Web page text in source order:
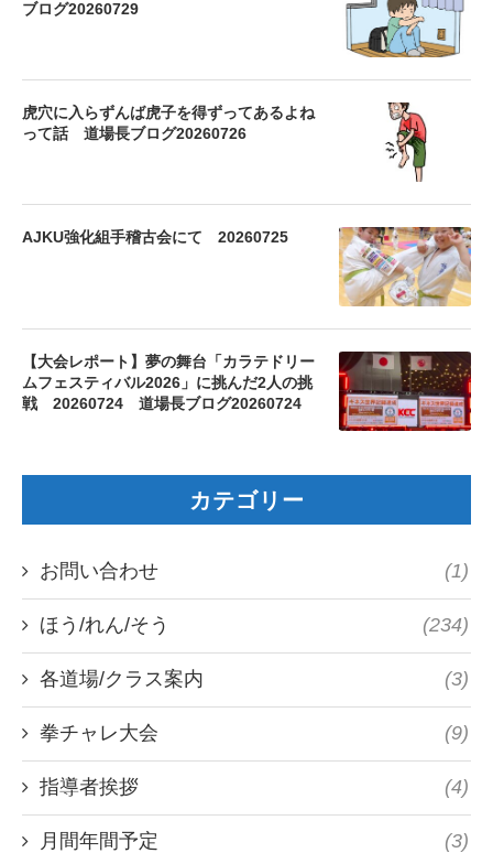
ブログ20260729
虎穴に入らずんば虎子を得ずってあるよね
って話 道場長ブログ20260726
AJKU強化組手稽古会にて 20260725
【大会レポート】夢の舞台「カラテドリー
ムフェスティバル2026」に挑んだ2人の挑
戦 20260724 道場長ブログ20260724
カテゴリー
お問い合わせ (1)
ほう/れん/そう (234)
各道場/クラス案内 (3)
拳チャレ大会 (9)
指導者挨拶 (4)
月間年間予定 (3)